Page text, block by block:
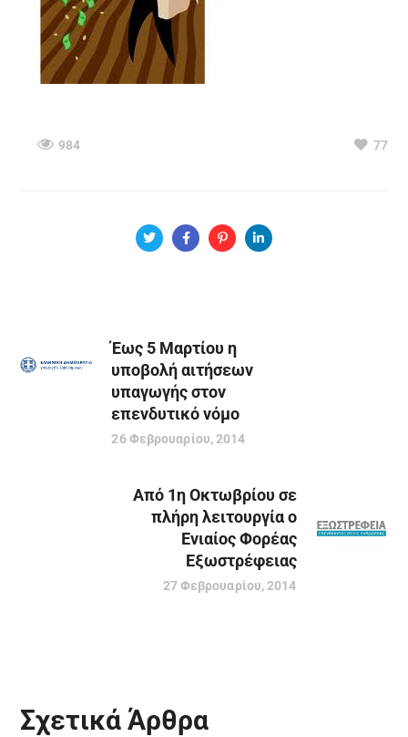
984 77
Έως 5 Μαρτίου η
υποβολή αιτήσεων
υπαγωγής στον
επενδυτικό νόμο
26 Φεβρουαρίου, 2014
Από 1η Οκτωβρίου σε
πλήρη λειτουργία ο
Ενιαίος Φορέας
Εξωστρέφειας
27 Φεβρουαρίου, 2014
Σχετικά Άρθρα